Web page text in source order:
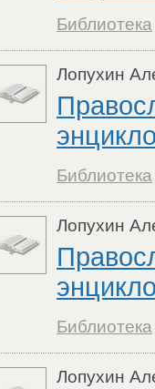
Библиотека
Лопухин
Библиотека
Лопухин
Библиотека
Лопухин